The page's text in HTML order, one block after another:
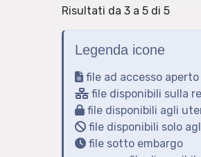
Risultati da 3 a 5 di 5
Legenda icone
file ad accesso aperto
file disponibili sulla
file disponibili agli
file disponibili solo
file sotto embargo